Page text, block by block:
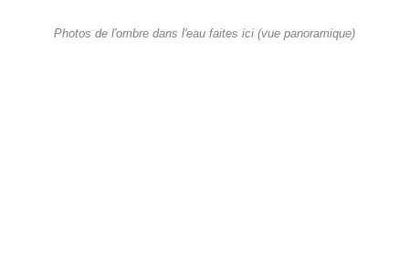
Photos de l'ombre dans l'eau faites ici (vue panoramique)